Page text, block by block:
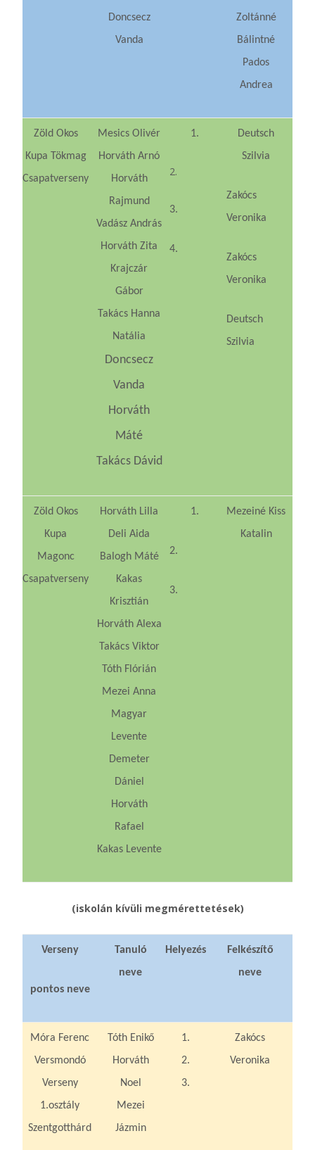
Doncsecz
Vanda
Zoltánné
Bálintné
Pados
Andrea
Zöld Okos
Kupa Tökmag
Csapatverseny
Mesics Olivér
Horváth Arnó
Horváth
Rajmund
Vadász András
Horváth Zita
Krajczár
Gábor
Takács Hanna
Natália
Doncsecz
Vanda
Horváth
Máté
Takács Dávid
1.
2.
3.
4.
Deutsch
Szilvia
Zakócs
Veronika
Zakócs
Veronika
Deutsch
Szilvia
Zöld Okos
Kupa
Magonc
Csapatverseny
Horváth Lilla
Deli Aida
Balogh Máté
Kakas
Krisztián
Horváth Alexa
Takács Viktor
Tóth Flórián
Mezei Anna
Magyar
Levente
Demeter
Dániel
Horváth
Rafael
Kakas Levente
1.
2.
3.
Mezeiné Kiss
Katalin
(iskolán kívüli megmérettetések)
Verseny
pontos neve
Tanuló
neve
Helyezés
Felkészítő
neve
Móra Ferenc
Versmondó
Verseny
1.osztály
Szentgotthárd
Tóth Enikő
Horváth
Noel
Mezei
Jázmin
1.
2.
3.
Zakócs
Veronika